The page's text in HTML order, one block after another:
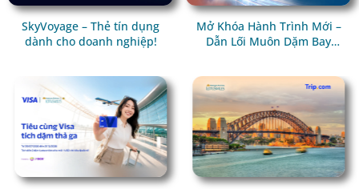
SkyVoyage – Thẻ tín dụng
dành cho doanh nghiệp!
Mở Khóa Hành Trình Mới –
Dẫn Lối Muôn Dặm Bay